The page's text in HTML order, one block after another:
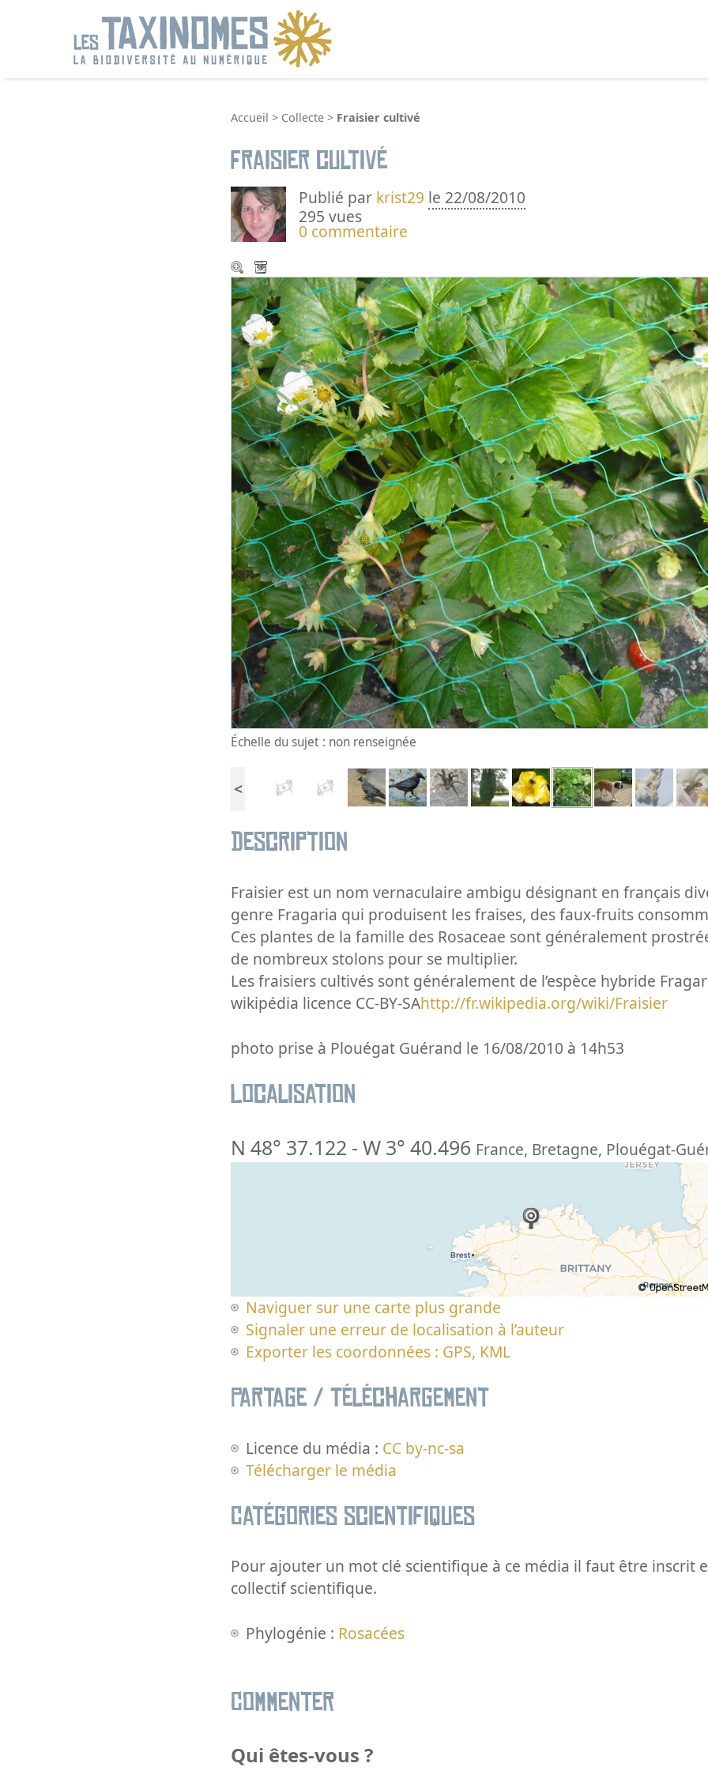
Accueil > Collecte > Fraisier cultivé
Fraisier cultivé
Publié par krist29 le 22/08/2010
295 vues
0 commentaire
Échelle du sujet : non renseignée
<
Description
Fraisier est un nom vernaculaire ambigu désignant en français
genre Fragaria qui produisent les fraises, des faux-fruits
Ces plantes de la famille des Rosaceae sont généralement
de nombreux stolons pour se multiplier.
Les fraisiers cultivés sont généralement de l’espèce hybride
wikipédia licence CC-BY-SAhttp://fr.wikipedia.org/wiki/Fraisier
photo prise à Plouégat Guérand le 16/08/2010 à 14h53
Localisation
N 48° 37.122 - W 3° 40.496 France, Bretagne, Plouégat-
Naviguer sur une carte plus grande
Signaler une erreur de localisation à l’auteur
Exporter les coordonnées : GPS, KML
Partage / Téléchargement
Licence du média : CC by-nc-sa
Télécharger le média
Catégories scientifiques
Pour ajouter un mot clé scientifique à ce média il faut être inscrit
collectif scientifique.
Phylogénie : Rosacées
Commenter
Qui êtes-vous ?